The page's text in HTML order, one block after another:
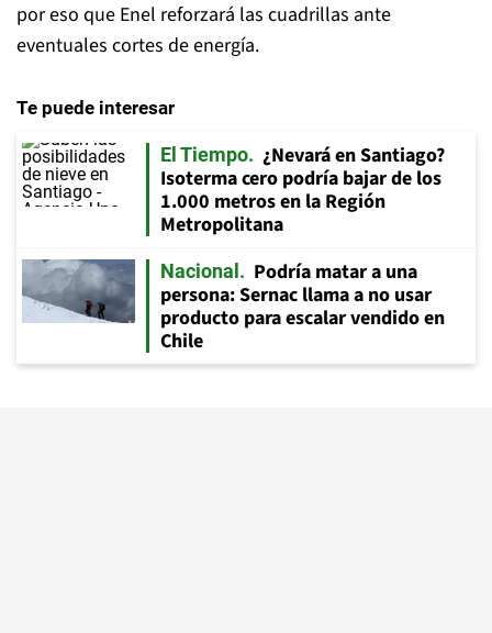
por eso que Enel reforzará las cuadrillas ante
eventuales cortes de energía.
Te puede interesar
El Tiempo
¿Nevará en Santiago?
Isoterma cero podría bajar de los
1.000 metros en la Región
Metropolitana
Nacional
Podría matar a una
persona: Sernac llama a no usar
producto para escalar vendido en
Chile